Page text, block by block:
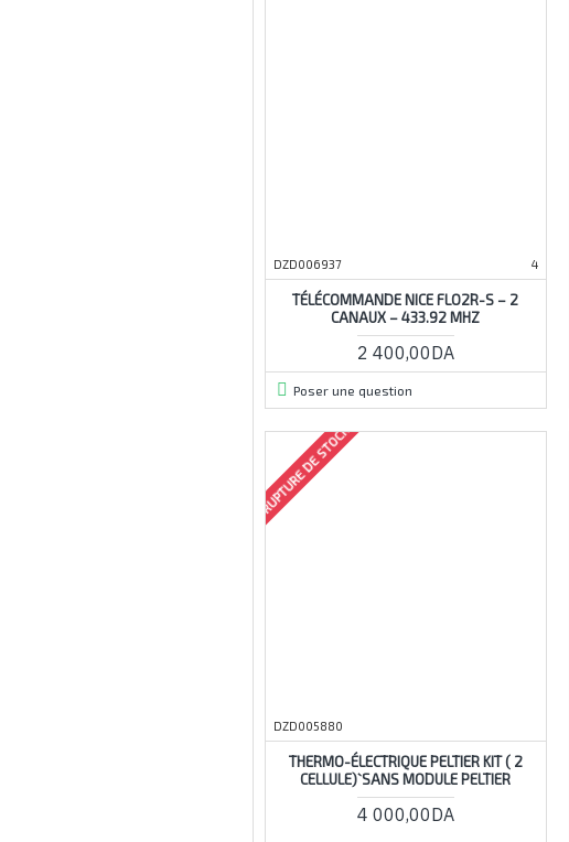
DZD006937 4
TÉLÉCOMMANDE NICE FLO2R-S – 2
CANAUX – 433.92 MHZ
2 400,00DA
Poser une question
RUPTURE DE STOCK
DZD005880
THERMO-ÉLECTRIQUE PELTIER KIT ( 2
CELLULE)`SANS MODULE PELTIER
4 000,00DA